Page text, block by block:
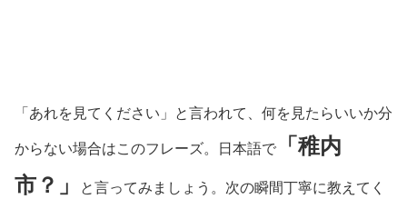
「あれを見てください」と言われて、何を見たらいいか分
からない場合はこのフレーズ。日本語で
「稚内
市？」
と言ってみましょう。次の瞬間丁寧に教えてく